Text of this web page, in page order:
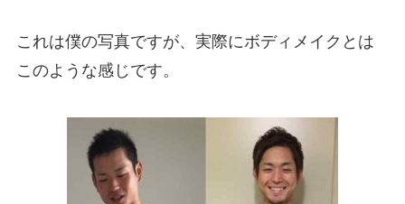
これは僕の写真ですが、実際にボディメイクとは
このような感じです。